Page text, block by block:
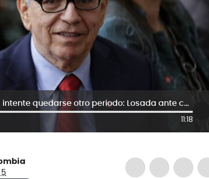
No me extrañaría que Gaviria intente quedarse otro periodo: Losada ante convención liberal
11:18